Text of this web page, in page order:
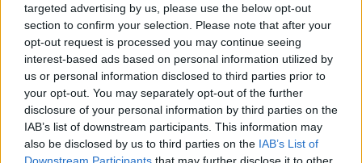
targeted advertising by us, please use the below opt-out
section to confirm your selection. Please note that after your
opt-out request is processed you may continue seeing
interest-based ads based on personal information utilized by
us or personal information disclosed to third parties prior to
your opt-out. You may separately opt-out of the further
disclosure of your personal information by third parties on the
IAB’s list of downstream participants. This information may
also be disclosed by us to third parties on the IAB’s List of